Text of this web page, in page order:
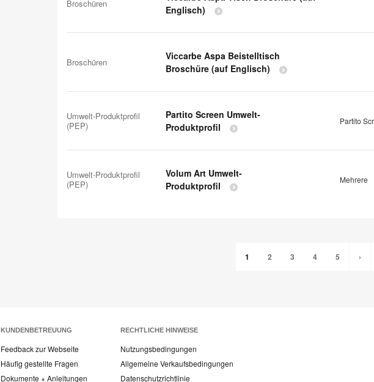
Broschüren
Englisch)
Broschüren
Viccarbe Aspa Beistelltisch
Broschüre (auf Englisch)
Umwelt-Produktprofil
(PEP)
Partito Screen Umwelt-
Produktprofil
Partito
Umwelt-Produktprofil
(PEP)
Volum Art Umwelt-
Produktprofil
Mehrere
1 2 3 4 5 ›
KUNDENBETREUUNG
Feedback zur Webseite
Häufig gestellte Fragen
Dokumente + Anleitungen
RECHTLICHE HINWEISE
Nutzungsbedingungen
Allgemeine Verkaufsbedingungen
Datenschutzrichtlinie